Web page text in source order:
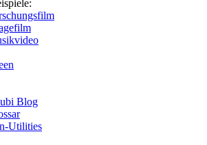
Blog
Utilities